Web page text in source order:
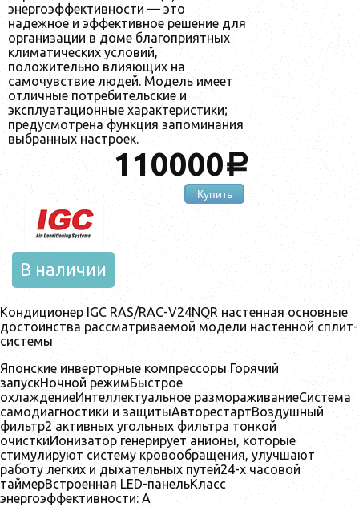
энергоэффективности — это
надежное и эффективное решение для
организации в доме благоприятных
климатических условий,
положительно влияющих на
самочувствие людей. Модель имеет
отличные потребительские и
эксплуатационные характеристики;
предусмотрена функция запоминания
выбранных настроек.
110000a
Купить
В наличии
Кондиционер IGC RAS/RAC-V24NQR настенная основные
достоинства рассматриваемой модели настенной сплит-
системы
Японские инверторные компрессоры Горячий
запускНочной режимБыстрое
охлаждениеИнтеллектуальное размораживаниеСистема
самодиагностики и защитыАвторестартВоздушный
фильтр2 активных угольных фильтра тонкой
очисткиИонизатор генерирует анионы, которые
стимулируют систему кровообращения, улучшают
работу легких и дыхательных путей24-х часовой
таймерВстроенная LED-панельКласс
энергоэффективности: А